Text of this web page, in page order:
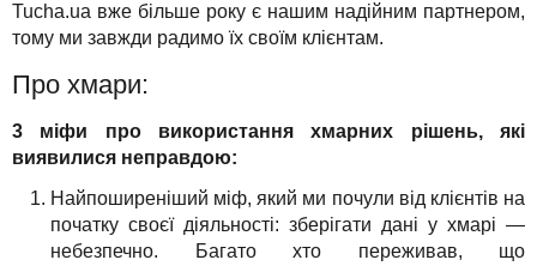
Tucha.ua вже більше року є нашим надійним партнером,
тому ми завжди радимо їх своїм клієнтам.
Про хмари:
3 міфи про використання хмарних рішень, які
виявилися неправдою:
Найпоширеніший міф, який ми почули від клієнтів на
початку своєї діяльності: зберігати дані у хмарі —
небезпечно. Багато хто переживав, що